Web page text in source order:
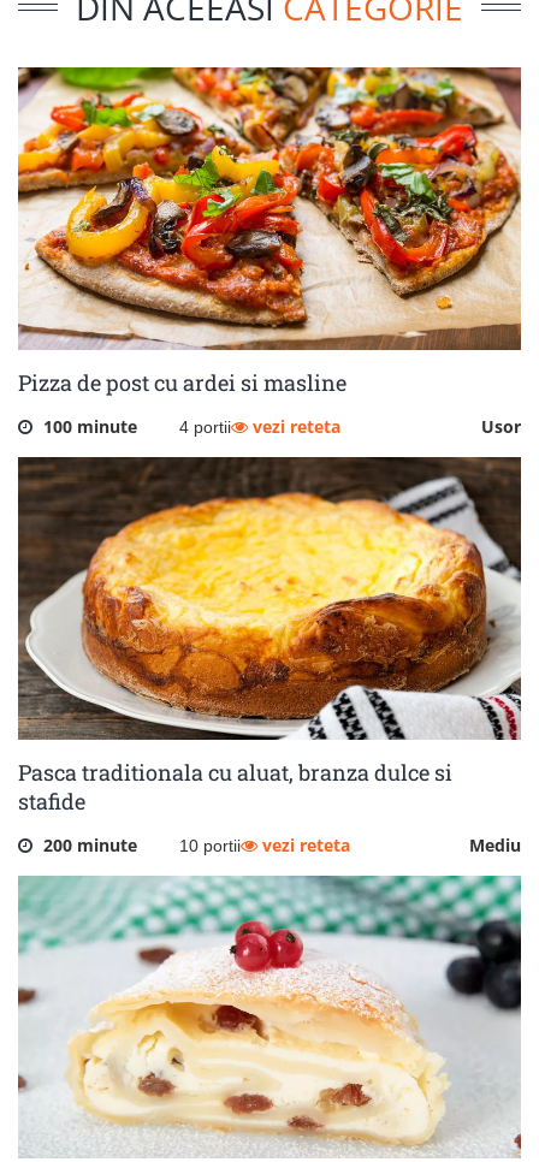
Pizza de post cu ardei si masline
100 minute 4 portii Usor
vezi reteta
Pasca traditionala cu aluat, branza dulce si
stafide
200 minute 10 portii Mediu
vezi reteta